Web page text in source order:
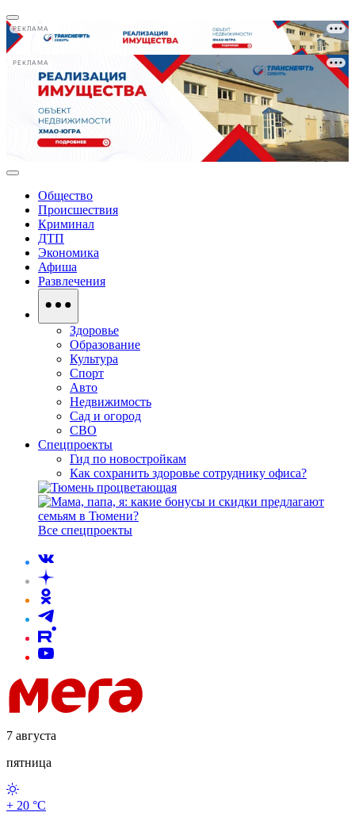
РЕКЛАМА
РЕКЛАМА
Общество
Происшествия
Криминал
ДТП
Экономика
Афиша
Развлечения
Здоровье
Образование
Культура
Спорт
Авто
Недвижимость
Сад и огород
СВО
Спецпроекты
Гид по новостройкам
Как сохранить здоровье сотруднику офиса?
Все спецпроекты
7 августа
пятница
+ 20 °С